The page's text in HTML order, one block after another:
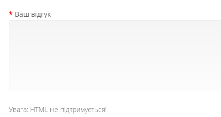
Ваш відгук
Увага: HTML не підтримується!